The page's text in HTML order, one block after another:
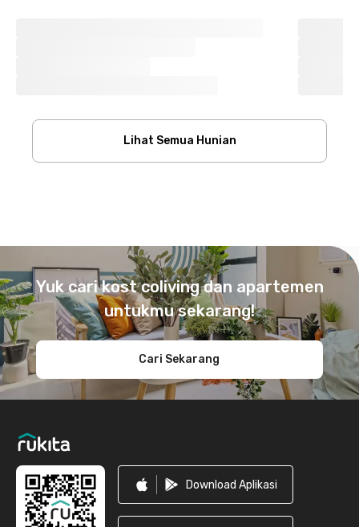
Lihat Semua Hunian
Yuk cari kost coliving dan apartemen
untukmu sekarang!
Cari Sekarang
Download Aplikasi